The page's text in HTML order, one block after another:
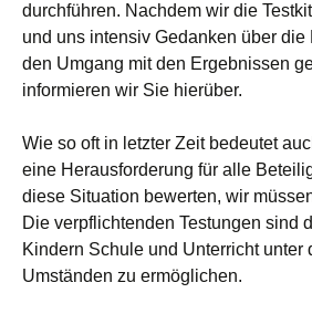
durchführen. Nachdem wir die
und uns intensiv Gedanken über
den Umgang mit den Ergebnissen
informieren wir Sie hierüber.
Wie so oft in letzter Zeit bedeutet
eine Herausforderung für alle
diese Situation bewerten, wir
Die verpflichtenden Testungen sind
Kindern Schule und Unterricht unter
Umständen zu ermöglichen.